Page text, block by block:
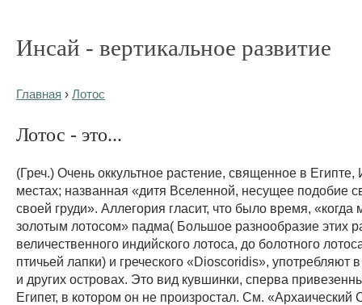
Инсай - вертикальное развитие
Главная › Лотос
Лотос - это...
(Греч.) Очень оккультное растение, священное в Египте,
местах; названная «дитя Вселенной, несущее подобие
своей груди». Аллегория гласит, что было время, «когда
золотым лотосом» падма( Большое разнообразие этих
величественного индийского лотоса, до болотного
птичьей лапки) и греческого «Dioscoridis», употребляют
и других островах. Это вид кувшинки, сперва
Египет, в котором он не произростал. См. «Архаический